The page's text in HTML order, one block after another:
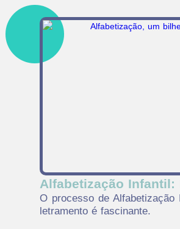
Alfabetização
O processo de
letramento é fascinante.